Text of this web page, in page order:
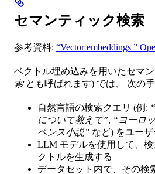
セマンティック検索
参考資料: “Vector embeddings ”
ベクトル埋め込みを用いたセマ
索とも呼ばれます) では、 次の手
自然言語の検索クエリ (例:
について教えて”, “ヨーロ
ペンス小説” など) をユー
LLM モデルを使用して、
クトルを生成する
データセット内で、その検